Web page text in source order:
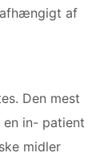
afhængigt af
Den mest
in- patient
midler